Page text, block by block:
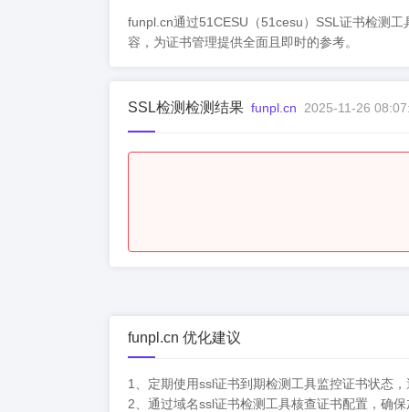
funpl.cn通过51CESU（51cesu）SSL证书检测
容，为证书管理提供全面且即时的参考。
SSL检测检测结果 funpl.cn 2025-11-26
funpl.cn 优化建议
1、定期使用ssl证书到期检测工具监控证书状态
2、通过域名ssl证书检测工具核查证书配置，确